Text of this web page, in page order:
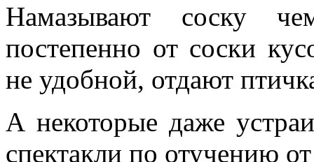
Намазывают соску
постепенно от соски
не удобной, отдают
А некоторые даже
спектакли по отучению